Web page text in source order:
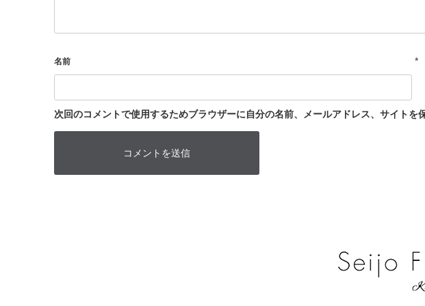
名前 *
次回のコメントで使用するためブラウザーに自分の名前、メールアドレス、サイトを